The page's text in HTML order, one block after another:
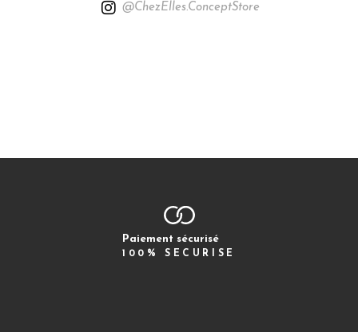
@ChezElles.ConceptStore
Paiement sécurisé
100% SECURISE